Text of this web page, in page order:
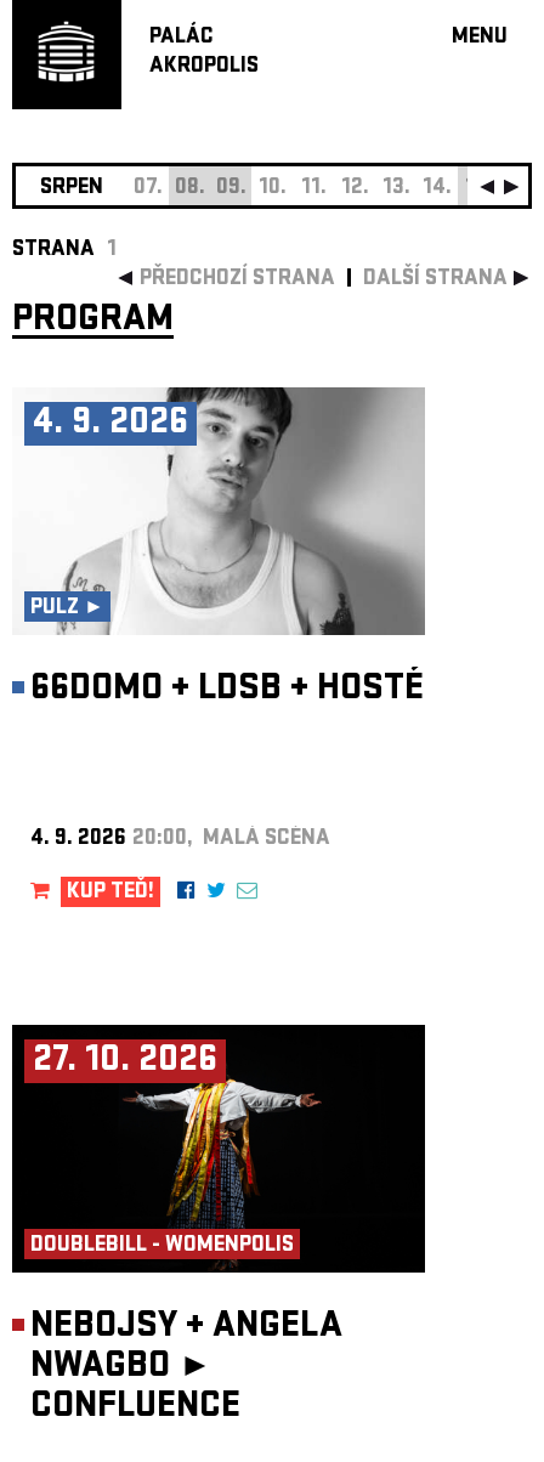
PALÁC
AKROPOLIS
MENU
JAZZ
HUDBA
SRPEN 07. 08. 09. 10. 11. 12. 13. 14. 15. 16.
STRANA 1
PŘEDCHOZÍ STRANA
DALŠÍ STRANA
PROGRAM
4. 9. 2026
PULZ ►
66DOMO + LDSB + HOSTÉ
4. 9. 2026 20:00, MALÁ SCÉNA
KUP TEĎ!
27. 10. 2026
DOUBLEBILL - WOMENPOLIS
NEBOJSY + ANGELA
NWAGBO ►
CONFLUENCE